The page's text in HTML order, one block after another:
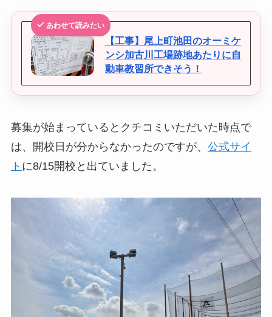
あわせて読みたい
【工事】尾上町池田のオーミケ
ンシ加古川工場跡地あたりに自
動車教習所できそう！
募集が始まっているとクチコミいただいた時点で
は、開校日が分からなかったのですが、 公式サイ
ト に8/15開校と出ていました。